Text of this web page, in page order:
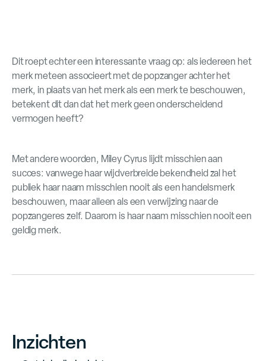
Dit roept echter een interessante vraag op: als iedereen het
merk meteen associeert met de popzanger achter het
merk, in plaats van het merk als een merk te beschouwen,
betekent dit dan dat het merk geen onderscheidend
vermogen heeft?
Met andere woorden, Miley Cyrus lijdt misschien aan
succes: vanwege haar wijdverbreide bekendheid zal het
publiek haar naam misschien nooit als een handelsmerk
beschouwen, maar alleen als een verwijzing naar de
popzangeres zelf. Daarom is haar naam misschien nooit een
geldig merk.
Inzichten